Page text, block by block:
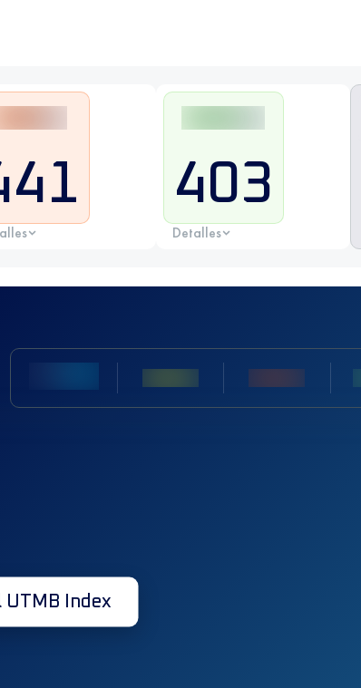
403
Detalles
UTMB Index